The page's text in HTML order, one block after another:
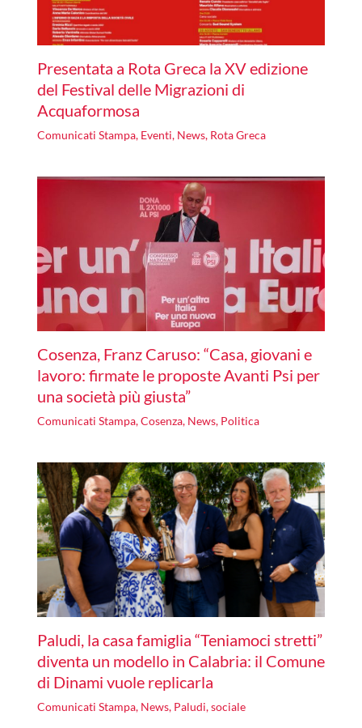
Presentata a Rota Greca la XV edizione
del Festival delle Migrazioni di
Acquaformosa
Comunicati Stampa, Eventi, News, Rota Greca
Cosenza, Franz Caruso: “Casa, giovani e
lavoro: firmate le proposte Avanti Psi per
una società più giusta”
Comunicati Stampa,Cosenza, News, Politica
Paludi, la casa famiglia “Teniamoci stretti”
diventa un modello in Calabria: il Comune
di Dinami vuole replicarla
Comunicati Stampa, News, Paludi,sociale